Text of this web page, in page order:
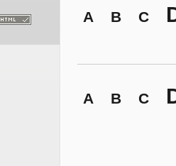
A B C
A B C